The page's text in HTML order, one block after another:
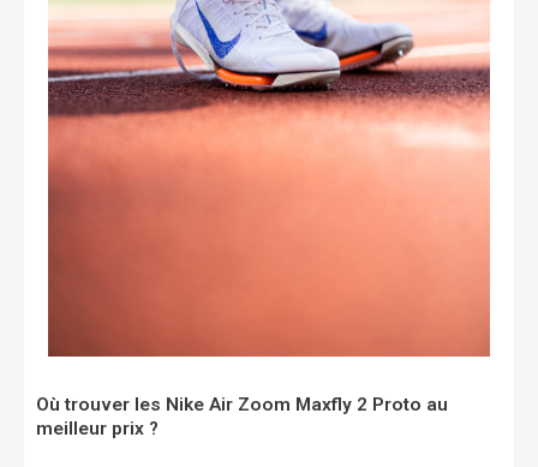
Où trouver les Nike Air Zoom Maxfly 2 Proto au
meilleur prix ?